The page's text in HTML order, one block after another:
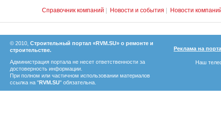
Справочник компаний Новости и события Новости
© 2010, Строительный портал «RVM.SU» о ремонте и
строительстве.
Администрация портала не несет ответственности за
достоверность информации.
При полном или частичном использовании материалов
ссылка на "RVM.SU" обязательна.
Реклама на
Наш